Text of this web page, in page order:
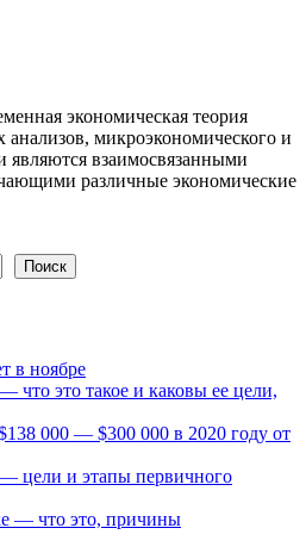
экономическая теория
анализов, микроэкономического и
являются взаимосвязанными
различные экономические
Поиск
в ноябре
что это такое и каковы ее цели,
000 — $300 000 в 2020 году от
цели и этапы первичного
— что это, причины